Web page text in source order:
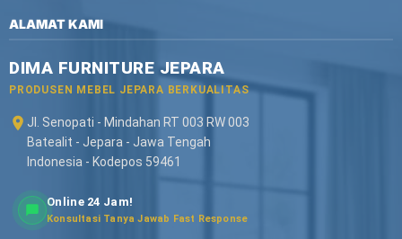
ALAMAT KAMI
DIMA FURNITURE JEPARA
PRODUSEN MEBEL JEPARA BERKUALITAS
Jl. Senopati - Mindahan RT 003 RW 003
Batealit - Jepara - Jawa Tengah
Indonesia - Kodepos 59461
Online 24 Jam!
Konsultasi Tanya Jawab Fast Response